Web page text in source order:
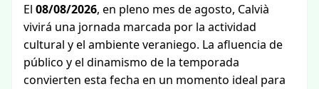
El 08/08/2026, en pleno mes de agosto, Calvià
vivirá una jornada marcada por la actividad
cultural y el ambiente veraniego. La afluencia de
público y el dinamismo de la temporada
convierten esta fecha en un momento ideal para